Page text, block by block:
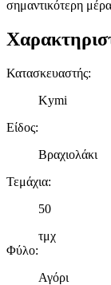
σημαντικότερη
Κατασκευαστής:
Kymi
Είδος:
Βραχιολάκι
Τεμάχια:
50
τμχ
Φύλο:
Αγόρι